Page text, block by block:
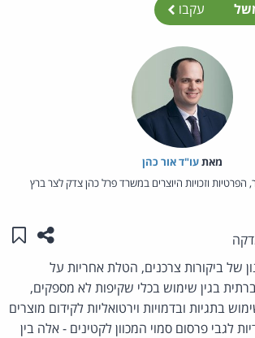
עקבו
מאת‏עו"ד אור כהן
הפרטיות וזכויות היוצרים במשרד פרל כהן צדק לצר ברץ
שתפו
של ביקורות צרכנים, הטלת אחריות על
בגין שימוש בכלי שקיפות לא מספקים,
בתגיות ובדמויות וירטואליות לקידום מוצרים
לגבי פרסום סמוי המכוון לקטינים - אלה בין